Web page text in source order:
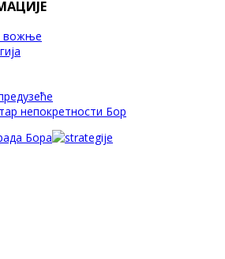
вожње
непокретности Бор